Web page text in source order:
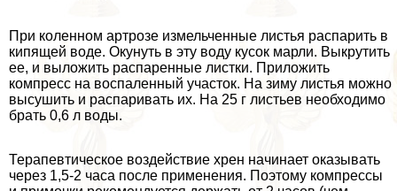
При коленном артрозе измельченные листья распарить в
кипящей воде. Окунуть в эту воду кусок марли. Выкрутить
ее, и выложить распаренные листки. Приложить
компресс на воспаленный участок. На зиму листья можно
высушить и распаривать их. На 25 г листьев необходимо
брать 0,6 л воды.
Терапевтическое воздействие хрен начинает оказывать
через 1,5-2 часа после применения. Поэтому компрессы